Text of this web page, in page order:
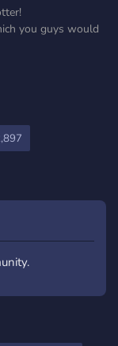
you guys would